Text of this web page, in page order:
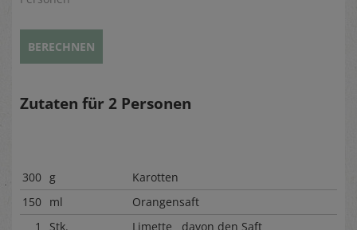
BERECHNEN
Zutaten für 2 Personen
300 g
Karotten
150 ml
Orangensaft
1
Stk.
Limette davon den Saft